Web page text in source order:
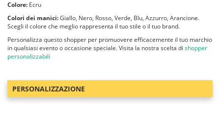
Colore: Ecru
Colori dei manici:Giallo, Nero, Rosso, Verde, Blu, Azzurro, Arancione.
Scegli il colore che meglio rappresenta il tuo stile o il tuo brand.
Personalizza questo shopper per promuovere efficacemente il tuo marchio
in qualsiasi evento o occasione speciale. Visita la nostra scelta di shopper
personalizzabili
PERSONALIZZAZIONE